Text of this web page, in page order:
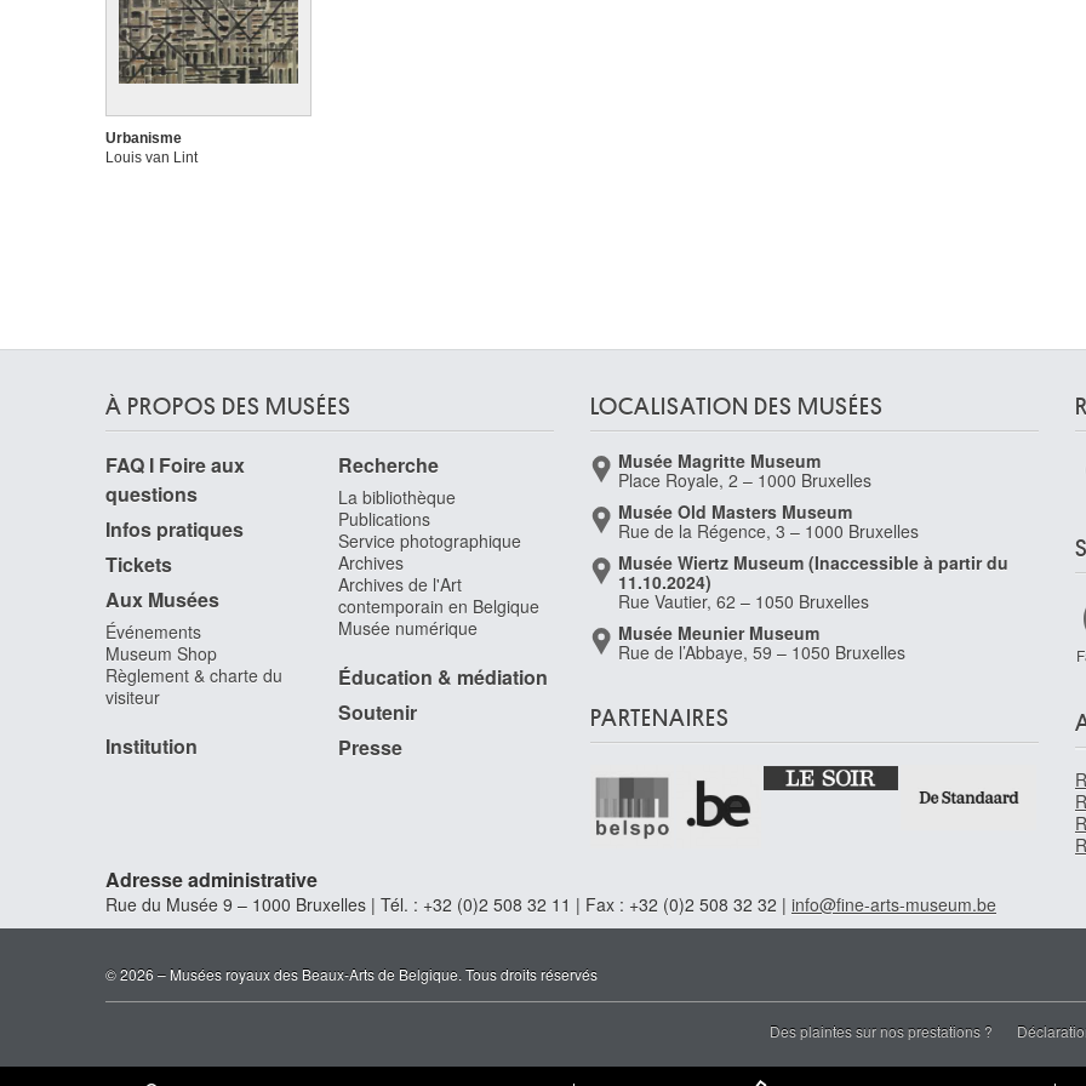
Urbanisme
Louis van Lint
À PROPOS DES MUSÉES
FAQ I Foire aux
questions
Infos pratiques
Tickets
Aux Musées
Événements
Museum Shop
Règlement & charte du
visiteur
Institution
Recherche
La bibliothèque
Publications
Service photographique
Archives
Archives de l'Art
contemporain en Belgique
Musée numérique
Éducation & médiation
Soutenir
Presse
LOCALISATION DES MUSÉES
Musée Magritte Museum
Place Royale, 2 – 1000 Bruxelles
Musée Old Masters Museum
Rue de la Régence, 3 – 1000 Bruxelles
Musée Wiertz Museum (Inaccessible à partir du
11.10.2024)
Rue Vautier, 62 – 1050 Bruxelles
Musée Meunier Museum
Rue de l’Abbaye, 59 – 1050 Bruxelles
PARTENAIRES
Adresse administrative
Rue du Musée 9 – 1000 Bruxelles | Tél. : +32 (0)2 508 32 11 | Fax : +32 (0)2 508 32 32 | info@fine-arts-museum.be
© 2026 – Musées royaux des Beaux-Arts de Belgique. Tous droits réservés
Des plaintes sur nos prestations ?